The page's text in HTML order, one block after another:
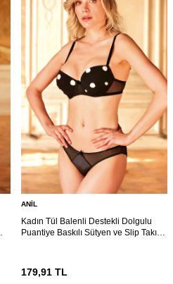
ANIL
Kadın Tül Balenli Destekli Dolgulu
Puantiye Baskılı Sütyen ve Slip Takım
179,91TL